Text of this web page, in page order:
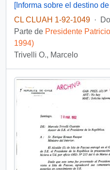
CL CLUAH 1-92-1049 ·
Parte de Presidente
1994)
Trivelli O., Marcelo